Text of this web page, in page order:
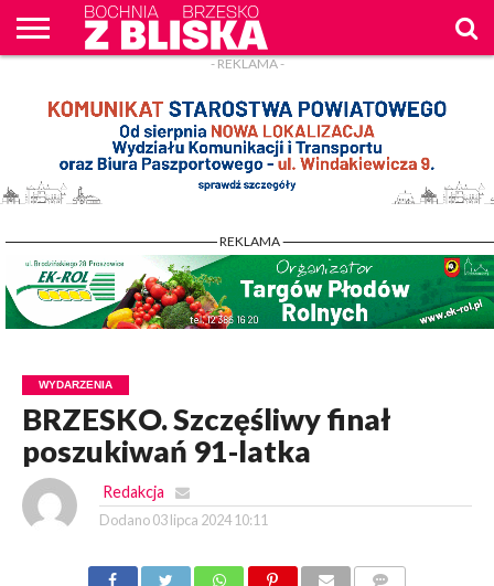
WPROST
REKLAM
- REKLAMA -
- REKLAMA -
WYDARZENIA
BRZESKO. Szczęśliwy finał
poszukiwań 91-latka
Redakcja
Dodano 03 lipca 2024 10:11